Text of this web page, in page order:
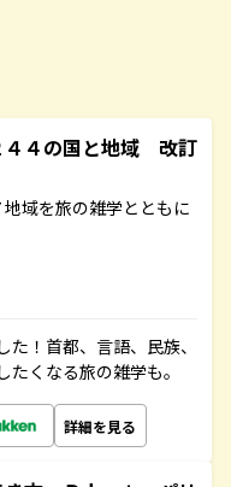
４の国と地域 改訂
域を旅の雑学とともに
！首都、言語、民族、
くなる旅の雑学も。
詳細を見る